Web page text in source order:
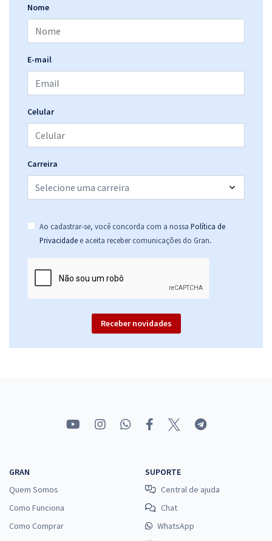
Nome
E-mail
Celular
Carreira
Ao cadastrar-se, você concorda com a nossa Política de
Privacidade e aceita receber comunicações do Gran.
Receber novidades
GRAN
Quem Somos
Como Funciona
Como Comprar
SUPORTE
Central de ajuda
Chat
WhatsApp